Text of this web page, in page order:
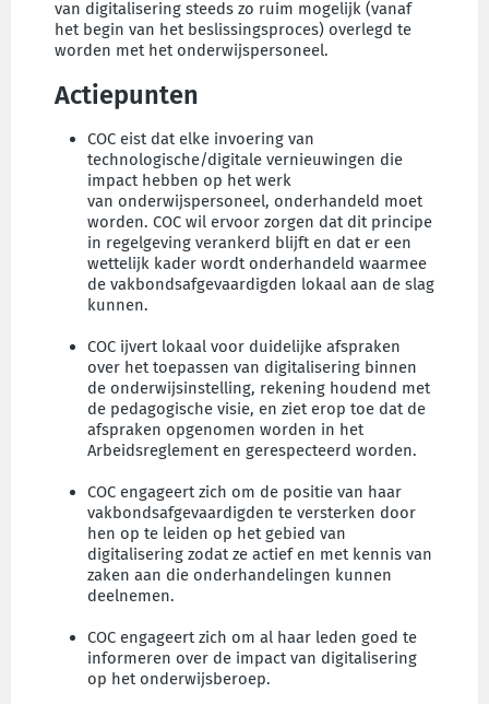
van digitalisering steeds zo ruim mogelijk (vanaf
het begin van het beslissingsproces) overlegd te
worden met het onderwijspersoneel.
Actiepunten
COC eist dat elke invoering van
technologische/digitale vernieuwingen die
impact hebben op het werk
van onderwijspersoneel, onderhandeld moet
worden. COC wil ervoor zorgen dat dit principe
in regelgeving verankerd blijft en dat er een
wettelijk kader wordt onderhandeld waarmee
de vakbondsafgevaardigden lokaal aan de slag
kunnen.
COC ijvert lokaal voor duidelijke afspraken
over het toepassen van digitalisering binnen
de onderwijsinstelling, rekening houdend met
de pedagogische visie, en ziet erop toe dat de
afspraken opgenomen worden in het
Arbeidsreglement en gerespecteerd worden.
COC engageert zich om de positie van haar
vakbondsafgevaardigden te versterken door
hen op te leiden op het gebied van
digitalisering zodat ze actief en met kennis van
zaken aan die onderhandelingen kunnen
deelnemen.
COC engageert zich om al haar leden goed te
informeren over de impact van digitalisering
op het onderwijsberoep.